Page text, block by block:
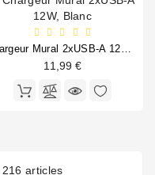
Chargeur Mural 2xUSB-A 12W, Blanc
11,99 €
articles